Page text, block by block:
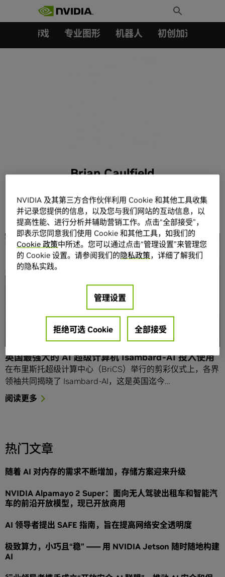
Toggle
Search
游戏 专业图形 机器人 初创加速会员成
Brian Caulfield
英国最强大的 AI 超级计算机 Isambard-AI 投入使用
在布里斯托超级计算中心（BriCS）举行的剪彩仪式上，各界
领袖共同揭晓了 Isambard-AI，这是英国迄今…
阅读更多
热门文章
随着 AI 对内存的需求不断增加，存储方案迎来升级
NVIDIA Alpamayo 2 Super：面向无人驾驶出租车和智能汽
车的前沿开放模型，现已开放商用
AI 领导者提出 SAFE 指南，旨在提高网络安全透明度
极致算力，小巧且“稳” —— 用 NVIDIA Jetson 随时随地构建
AI
NVIDIA 及其第三方合作伙伴利用 Cookie 和其他工具收集
并记录您提供的信息，以及您与我们网站的互动信息，以
提高性能、进行分析并辅助营销工作。点击“全部接受”，
即表示您同意我们使用 Cookie 和其他工具，如我们的
Cookie 政策中所述。您可以通过点击“管理设置”来管理您
的 Cookie 设置。请参阅我们的隐私政策，详细了解我们
的隐私实践。
管理设置
拒绝可选 Cookie 全部接受